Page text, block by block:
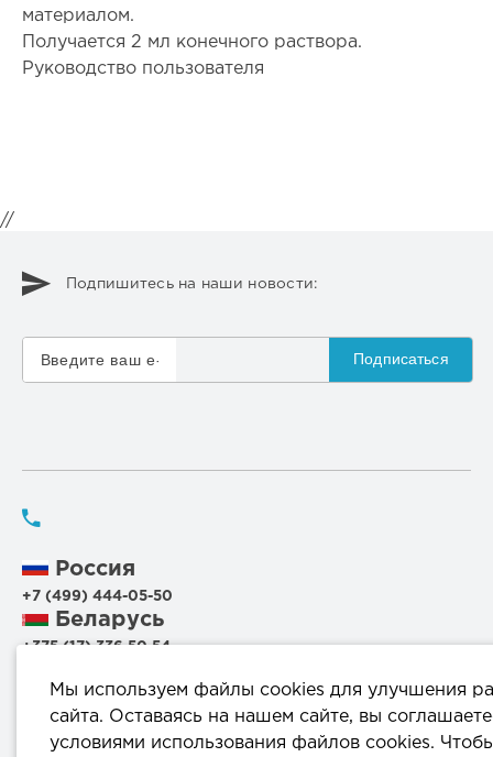
материалом.
Получается 2 мл конечного раствора.
Руководство пользователя
//
Подпишитесь на наши новости:
Подписаться
Россия
+7 (499) 444-05-50
Беларусь
+375 (17) 336 50 54
+375 (44) 711 95 56
Мы используем файлы cookies для улучшения
сайта. Оставаясь на нашем сайте, вы
условиями использования файлов cookies.